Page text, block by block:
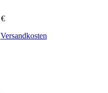
€
Versandkosten